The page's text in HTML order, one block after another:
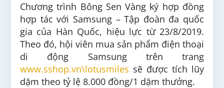
Chương trình Bông Sen Vàng ký hợp đồng
hợp tác với Samsung – Tập đoàn đa quốc
gia của Hàn Quốc, hiệu lực từ 23/8/2019.
Theo đó, hội viên mua sản phẩm điện thoại
di động Samsung trên trang
www.sshop.vn\lotusmiles sẽ được tích lũy
dặm theo tỷ lệ 8.000 đồng/1 dặm thưởng.